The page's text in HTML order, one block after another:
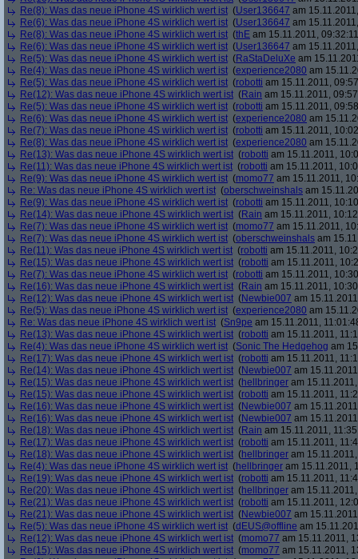
Re(8): Was das neue iPhone 4S wirklich wert ist (User136647 am
Re(6): Was das neue iPhone 4S wirklich wert ist (User136647 am
Re(8): Was das neue iPhone 4S wirklich wert ist (thE am 15.11.2011,
Re(6): Was das neue iPhone 4S wirklich wert ist (User136647 am
Re(5): Was das neue iPhone 4S wirklich wert ist (RaStaDeluXe am
Re(4): Was das neue iPhone 4S wirklich wert ist (experience2080 am
Re(5): Was das neue iPhone 4S wirklich wert ist (robotti am 15.11.2011,
Re(12): Was das neue iPhone 4S wirklich wert ist (Rain am 15.11.2011,
Re(5): Was das neue iPhone 4S wirklich wert ist (robotti am 15.11.2011,
Re(6): Was das neue iPhone 4S wirklich wert ist (experience2080 am
Re(7): Was das neue iPhone 4S wirklich wert ist (robotti am 15.11.2011,
Re(8): Was das neue iPhone 4S wirklich wert ist (experience2080 am
Re(13): Was das neue iPhone 4S wirklich wert ist (robotti am 15.11.2011,
Re(11): Was das neue iPhone 4S wirklich wert ist (robotti am 15.11.2011,
Re(9): Was das neue iPhone 4S wirklich wert ist (momo77 am 15.11.2011,
Re: Was das neue iPhone 4S wirklich wert ist (oberschweinshals am
Re(9): Was das neue iPhone 4S wirklich wert ist (robotti am 15.11.2011,
Re(14): Was das neue iPhone 4S wirklich wert ist (Rain am 15.11.2011,
Re(7): Was das neue iPhone 4S wirklich wert ist (momo77 am 15.11.2011,
Re(7): Was das neue iPhone 4S wirklich wert ist (oberschweinshals am
Re(11): Was das neue iPhone 4S wirklich wert ist (robotti am 15.11.2011,
Re(15): Was das neue iPhone 4S wirklich wert ist (robotti am 15.11.2011,
Re(7): Was das neue iPhone 4S wirklich wert ist (robotti am 15.11.2011,
Re(16): Was das neue iPhone 4S wirklich wert ist (Rain am 15.11.2011,
Re(12): Was das neue iPhone 4S wirklich wert ist (Newbie007 am
Re(5): Was das neue iPhone 4S wirklich wert ist (experience2080 am
Re: Was das neue iPhone 4S wirklich wert ist (Sn9pe am 15.11.2011,
Re(13): Was das neue iPhone 4S wirklich wert ist (robotti am 15.11.2011,
Re(4): Was das neue iPhone 4S wirklich wert ist (Sonic The Hedgehog am
Re(17): Was das neue iPhone 4S wirklich wert ist (robotti am 15.11.2011,
Re(14): Was das neue iPhone 4S wirklich wert ist (Newbie007 am
Re(15): Was das neue iPhone 4S wirklich wert ist (hellbringer am
Re(15): Was das neue iPhone 4S wirklich wert ist (robotti am 15.11.2011,
Re(16): Was das neue iPhone 4S wirklich wert ist (Newbie007 am
Re(16): Was das neue iPhone 4S wirklich wert ist (Newbie007 am
Re(18): Was das neue iPhone 4S wirklich wert ist (Rain am 15.11.2011,
Re(17): Was das neue iPhone 4S wirklich wert ist (robotti am 15.11.2011,
Re(18): Was das neue iPhone 4S wirklich wert ist (hellbringer am
Re(4): Was das neue iPhone 4S wirklich wert ist (hellbringer am 15.11.2011,
Re(19): Was das neue iPhone 4S wirklich wert ist (robotti am 15.11.2011,
Re(20): Was das neue iPhone 4S wirklich wert ist (hellbringer am
Re(21): Was das neue iPhone 4S wirklich wert ist (robotti am 15.11.2011,
Re(21): Was das neue iPhone 4S wirklich wert ist (Newbie007 am
Re(5): Was das neue iPhone 4S wirklich wert ist (dEUS@offline am
Re(12): Was das neue iPhone 4S wirklich wert ist (momo77 am 15.11.2011,
Re(15): Was das neue iPhone 4S wirklich wert ist (momo77 am 15.11.2011,